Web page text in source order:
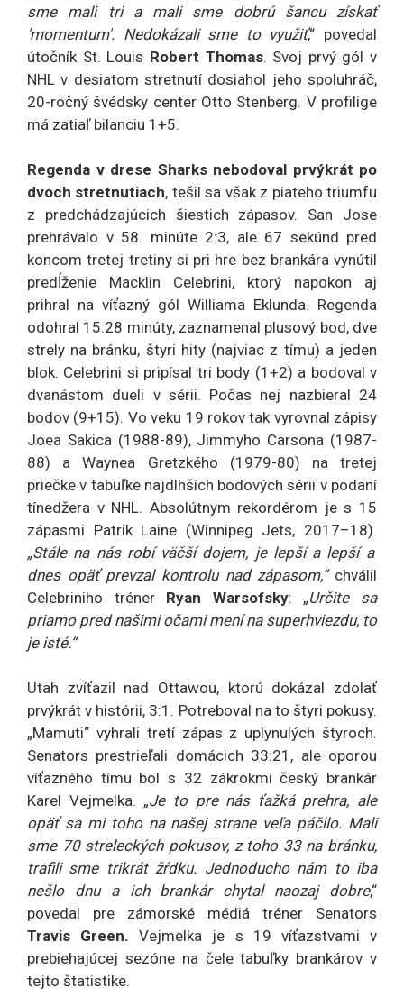
sme mali tri a mali sme dobrú šancu získať
'momentum'. Nedokázali sme to využiť,“ povedal
útočník St. Louis Robert Thomas. Svoj prvý gól v
NHL v desiatom stretnutí dosiahol jeho spoluhráč,
20-ročný švédsky center Otto Stenberg. V profilige
má zatiaľ bilanciu 1+5.
Regenda v drese Sharks nebodoval prvýkrát po
dvoch stretnutiach, tešil sa však z piateho triumfu
z predchádzajúcich šiestich zápasov. San Jose
prehrávalo v 58. minúte 2:3, ale 67 sekúnd pred
koncom tretej tretiny si pri hre bez brankára vynútil
predĺženie Macklin Celebrini, ktorý napokon aj
prihral na víťazný gól Williama Eklunda. Regenda
odohral 15:28 minúty, zaznamenal plusový bod, dve
strely na bránku, štyri hity (najviac z tímu) a jeden
blok. Celebrini si pripísal tri body (1+2) a bodoval v
dvanástom dueli v sérii. Počas nej nazbieral 24
bodov (9+15). Vo veku 19 rokov tak vyrovnal zápisy
Joea Sakica (1988-89), Jimmyho Carsona (1987-
88) a Waynea Gretzkého (1979-80) na tretej
priečke v tabuľke najdlhších bodových sérii v podaní
tínedžera v NHL. Absolútnym rekordérom je s 15
zápasmi Patrik Laine (Winnipeg Jets, 2017–18).
„Stále na nás robí väčší dojem, je lepší a lepší a
dnes opäť prevzal kontrolu nad zápasom,“chválil
Celebriniho tréner Ryan Warsofsky: „Určite sa
priamo pred našimi očami mení na superhviezdu, to
je isté.“
Utah zvíťazil nad Ottawou, ktorú dokázal zdolať
prvýkrát v histórii, 3:1. Potreboval na to štyri pokusy.
„Mamuti“ vyhrali tretí zápas z uplynulých štyroch.
Senators prestrieľali domácich 33:21, ale oporou
víťazného tímu bol s 32 zákrokmi český brankár
Karel Vejmelka. „Je to pre nás ťažká prehra, ale
opäť sa mi toho na našej strane veľa páčilo. Mali
sme 70 streleckých pokusov, z toho 33 na bránku,
trafili sme trikrát žŕdku. Jednoducho nám to iba
nešlo dnu a ich brankár chytal naozaj dobre,“
povedal pre zámorské médiá tréner Senators
Travis Green. Vejmelka je s 19 víťazstvami v
prebiehajúcej sezóne na čele tabuľky brankárov v
tejto štatistike.